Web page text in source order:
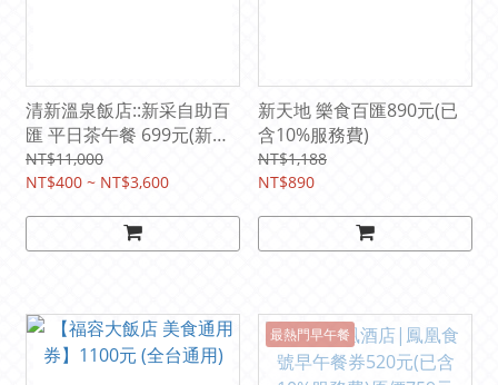
清新溫泉飯店::新采自助百
匯 平日茶午餐 699元(新采
百匯 /天地一家)已含10%服
務費
NT$11,000
NT$400 ~ NT$3,600
新天地 樂食百匯890元(已
含10%服務費)
NT$1,188
NT$890
最熱門早午餐